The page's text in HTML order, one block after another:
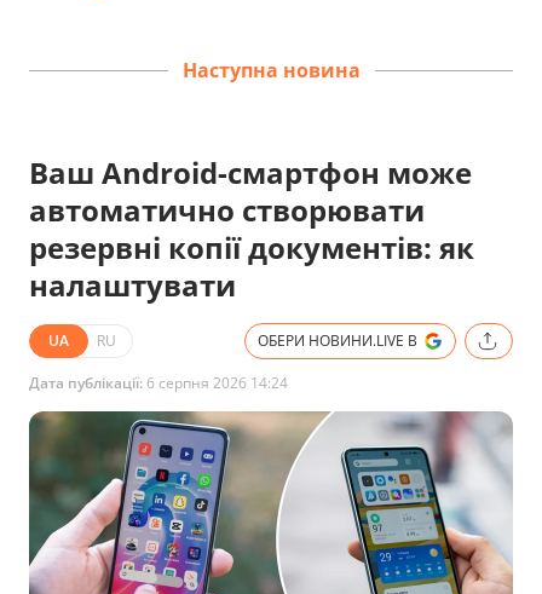
Наступна новина
Ваш Android-смартфон може
автоматично створювати
резервні копії документів: як
налаштувати
UA RU ОБЕРИ НОВИНИ.LIVE В
Дата публікації: 6 серпня 2026 14:24